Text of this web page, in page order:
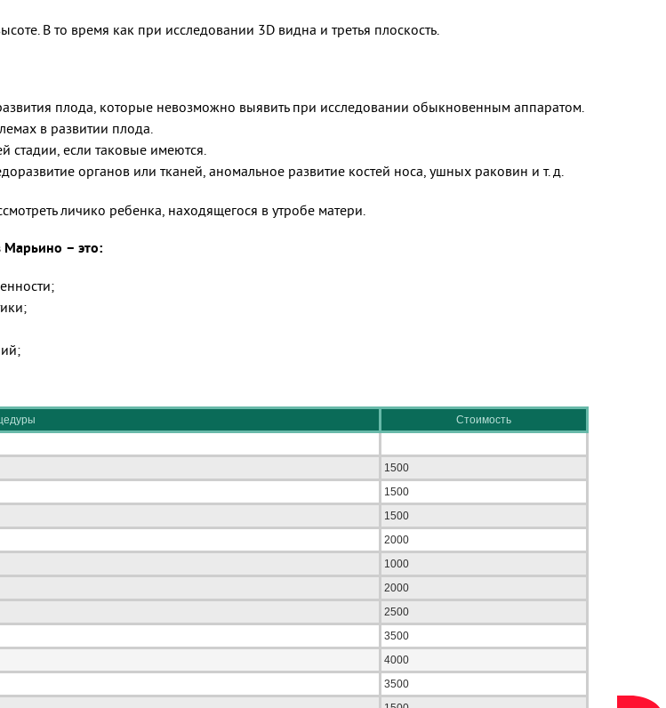
В то время как при исследовании 3D видна и третья плоскость.
плода, которые невозможно выявить при исследовании обыкновенным аппаратом.
в развитии плода.
стадии, если таковые имеются.
органов или тканей, аномальное развитие костей носа, ушных раковин и т. д.
личико ребенка, находящегося в утробе матери.
Марьино – это:
Стоимость
1500
1500
1500
2000
1000
2000
2500
3500
4000
3500